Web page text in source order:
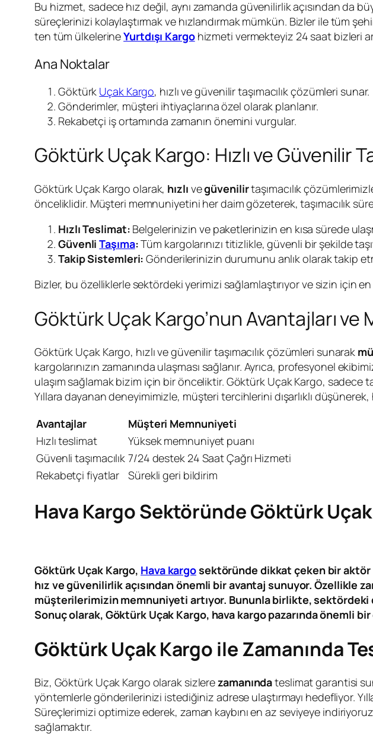
Bu hizmet, sadece hız değil, aynı zamanda güvenilirlik açısından
süreçlerinizi kolaylaştırmak ve hızlandırmak mümkün. Bizler ile tüm
ten tüm ülkelerineYurtdışı Kargohizmeti vermekteyiz 24 saat bizleri
Ana Noktalar
Göktürk Uçak Kargo, hızlı ve güvenilir taşımacılık çözümleri sunar.
Gönderimler, müşteri ihtiyaçlarına özel olarak planlanır.
Rekabetçi iş ortamında zamanın önemini vurgular.
Göktürk Uçak Kargo: Hızlı ve Güvenilir
Göktürk Uçak Kargo olarak, hızlı vegüvenilirtaşımacılık
önceliklidir. Müşteri memnuniyetini her daim gözeterek, taşımacılık
Hızlı Teslimat: Belgelerinizin ve paketlerinizin en kısa sürede
GüvenliTaşıma:Tüm kargolarınızı titizlikle, güvenli bir şekilde
Takip Sistemleri: Gönderilerinizin durumunu anlık olarak takip
Bizler, bu özelliklerle sektördeki yerimizi sağlamlaştırıyor ve sizin için
Göktürk Uçak Kargo’nun Avantajları
Göktürk Uçak Kargo, hızlı ve güvenilir taşımacılık çözümleri sunarak
kargolarınızın zamanında ulaşması sağlanır. Ayrıca, profesyonel
ulaşım sağlamak bizim için bir önceliktir. Göktürk Uçak Kargo, sadece
Yıllara dayanan deneyimimizle, müşteri tercihlerini dışarlıklı
Avantajlar
Müşteri Memnuniyeti
Hızlı teslimat
Yüksek memnuniyet puanı
Güvenli taşımacılık 7/24 destek 24 Saat Çağrı Hizmeti
Rekabetçi fiyatlar
Sürekli geri bildirim
Hava Kargo Sektöründe Göktürk
Göktürk Uçak Kargo, Hava kargosektöründe dikkat çeken bir aktör
hız ve güvenilirlik açısından önemli bir avantaj sunuyor.
müşterilerimizin memnuniyeti artıyor. Bununla birlikte,
Sonuç olarak, Göktürk Uçak Kargo, hava kargo pazarında önemli
Göktürk Uçak Kargo ile Zamanında
Biz, Göktürk Uçak Kargo olarak sizlerezamanındateslimat garantisi
yöntemlerle gönderilerinizi istediğiniz adrese ulaştırmayı hedefliyor.
Süreçlerimizi optimize ederek, zaman kaybını en az seviyeye
sağlamaktır.